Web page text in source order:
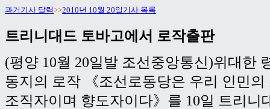
과거기사 달력>>2010년 10월 20일기사 목록
트리니대드 토바고에서 로작출판
(평양 10월 20일발 조선중앙통신)위대한
동지의 로작 《조선로동당은 우리 인민의
조직자이며 향도자이다》를 10일 트리니